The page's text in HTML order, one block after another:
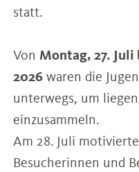
statt.
Von Montag, 27. Juli
2026waren die
unterwegs, um
einzusammeln.
Am 28. Juli
Besucherinnen und